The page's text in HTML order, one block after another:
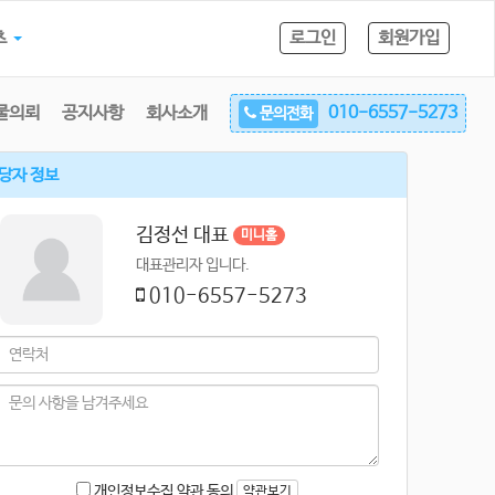
로그인 회원가입
문의전화 010-6557-5273
의뢰 공지사항 회사소개
자 정보
김정선 대표 미니홈
대표관리자 입니다.
010-6557-5273